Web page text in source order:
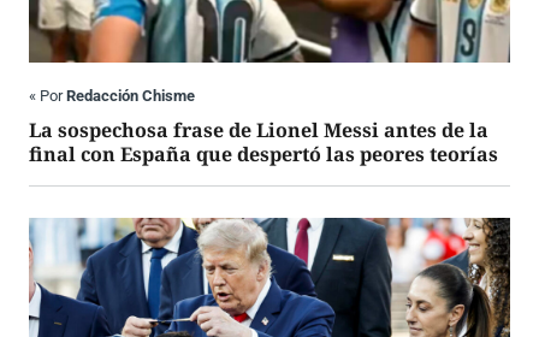
« PorRedacción Chisme
La sospechosa frase de Lionel Messi antes de la
final con España que despertó las peores teorías